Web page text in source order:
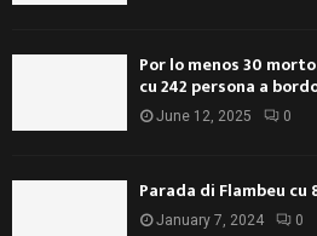
Por lo menos 30
cu 242 persona a
June 12, 2025 0
Parada di Flambeu cu
January 7, 2024 0